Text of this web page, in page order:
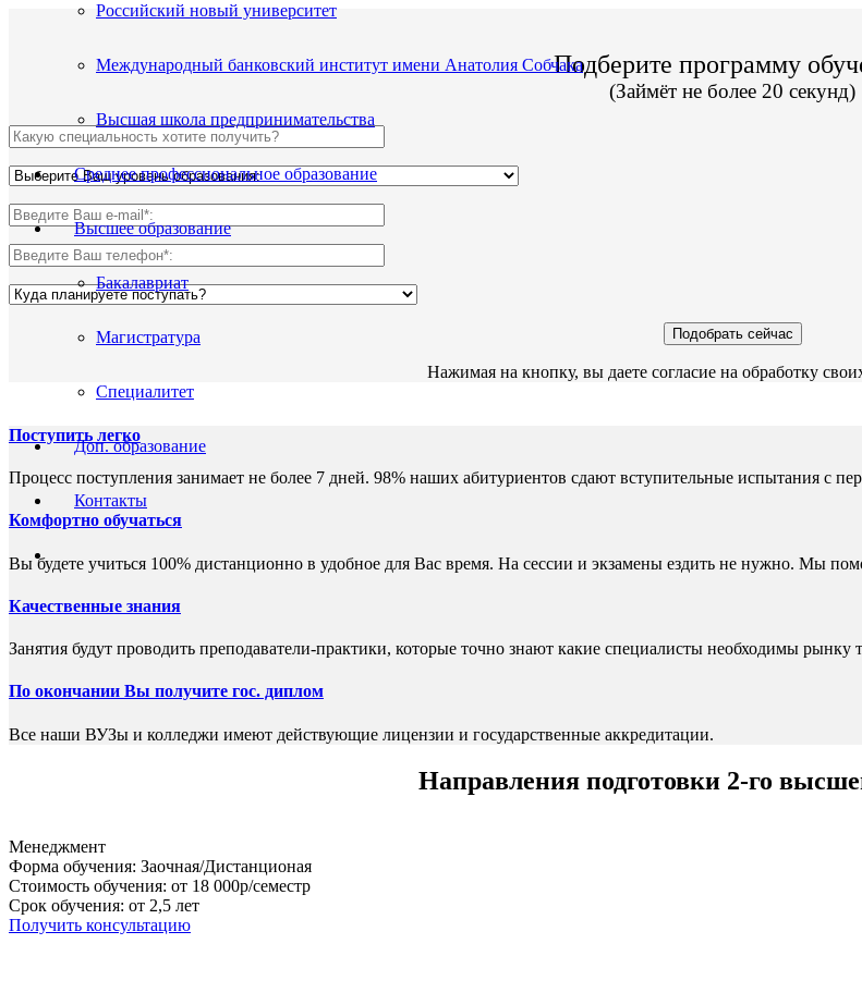
Российский новый университет
Международный банковский институт имени Анатолия Собчака
Высшая школа предпринимательства
Среднее профессиональное образование
Высшее образование
Бакалавриат
Магистратура
Специалитет
Доп. образование
Контакты
Подберите программу
(Займёт не более 20 секунд)
Нажимая на кнопку, вы даете согласие на обработку
Поступить легко
Процесс поступления занимает не более 7 дней. 98% наших абитуриентов сдают вступительные испытания с
Комфортно обучаться
Вы будете учиться 100% дистанционно в удобное для Вас время. На сессии и экзамены ездить не нужно. Мы
Качественные знания
Занятия будут проводить преподаватели-практики, которые точно знают какие специалисты необходимы рынку
По окончании Вы получите гос. диплом
Все наши ВУЗы и колледжи имеют действующие лицензии и государственные аккредитации.
Направления подготовки 2-го
Менеджмент
Форма обучения: Заочная/Дистанционая
Стоимость обучения: от 18 000р/семестр
Срок обучения: от 2,5 лет
Получить консультацию